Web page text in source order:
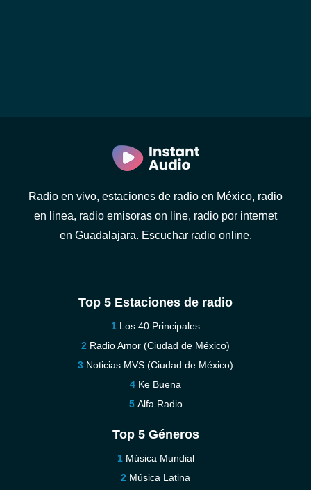
Radio en vivo, estaciones de radio en México, radio
en linea, radio emisoras on line, radio por internet
en Guadalajara. Escuchar radio online.
Top 5 Estaciones de radio
Los 40 Principales
Radio Amor (Ciudad de México)
Noticias MVS (Ciudad de México)
Ke Buena
Alfa Radio
Top 5 Géneros
Música Mundial
Música Latina